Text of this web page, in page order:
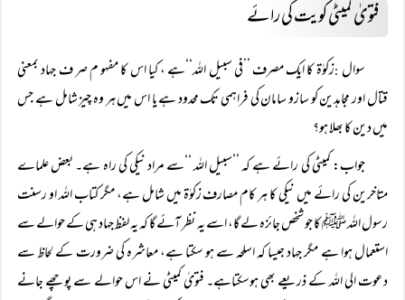
فتویٰ کمیٹی کویت کی رائے
سوال :زکوٰۃ کا ایک مصرف ’’فی سبیل اللہ‘‘ہے ، کیا اس کا مفہو م صر ف جہاد بمعنی
قتال اور مجاہدین کو سازو سامان کی فراہمی تک محدود ہے یا اس میں ہر وہ چیز شامل ہے جس
میں دین کا بھلا ہو؟
جواب: کمیٹی کی رائے ہے کہ ’’سبیل اللہ ‘‘سے مراد نیکی کی راہ ہے۔ بعض علماے
متاخرین کی رائے میں نیکی کا ہر کام مصارف زکوٰۃ میں شامل ہے، مگر کتاب اللہ او رسنت
رسول اللہ ﷺ کا جو شخص جائزہ لے گا، اسے یہ نظر آئے گا کہ یہ لفظ جہاد ہی کے حوالے سے
استعمال ہوا ہے مگر جہاد جیسا کہ اسلحہ سے ہو سکتا ہے، معاشرہ کی ضرورت کے لحاظ سے
دعوت الی اللہ کے ذریعے بھی ہوسکتاہے۔ فتویٰ کمیٹی نے اس حوالے سے پوچھے جانے